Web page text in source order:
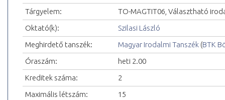
Tárgyelem:
TO-MAGTIT06, Választható
Oktató(k):
Szilasi László
Meghirdető tanszék:
Magyar Irodalmi Tanszék (BTK
Óraszám:
heti 2.00
Kreditek száma:
2
Maximális létszám:
15